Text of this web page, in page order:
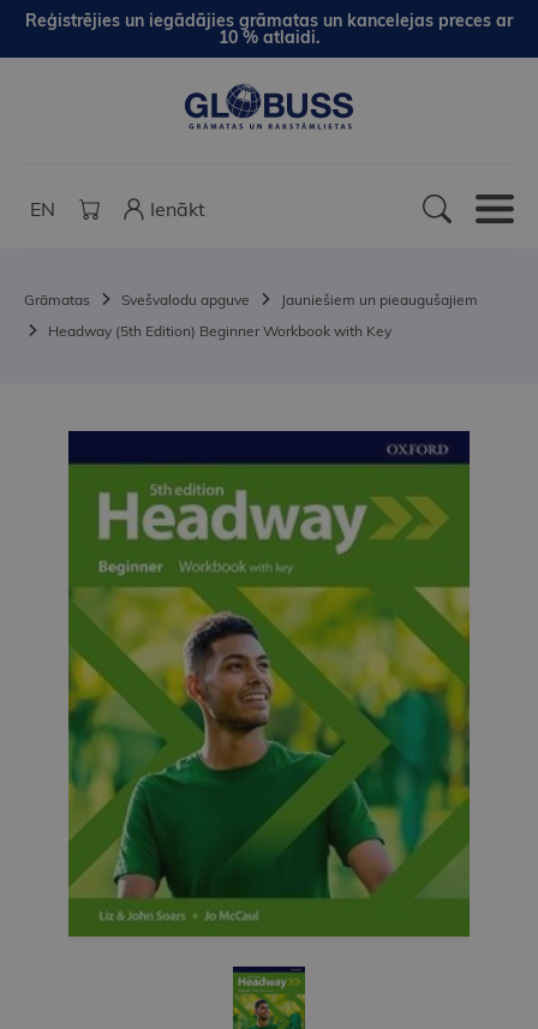
Reģistrējies un iegādājies grāmatas un kancelejas preces ar
10 % atlaidi.
EN Ienākt
Grāmatas Svešvalodu apguve
Jauniešiem un pieaugušajiem
Headway (5th Edition) Beginner Workbook with Key